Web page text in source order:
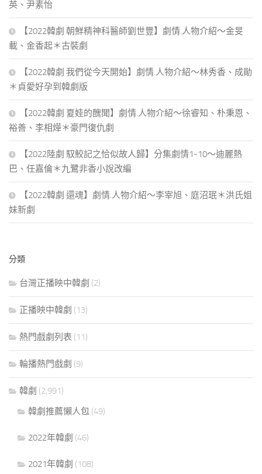
英、尹素怡
【2022韓劇 朝鮮精神科醫師劉世豐】劇情.人物介紹～金旻
載、金香起＊古裝劇
【2022韓劇 我們從今天開始】劇情.人物介紹～林秀香、成勛
＊貞愛好孕到韓劇版
【2022韓劇 夏娃的醜聞】劇情.人物介紹～徐睿知、朴秉恩、
裕善、李相燁＊豪門復仇劇
【2022陸劇 馭鮫記之恰似故人歸】分集劇情1-10～迪麗熱
巴、任嘉倫＊九鷺非香小說改編
【2022韓劇 還魂】劇情.人物介紹～李宰旭、庭沼珉＊洪氏姐
妹新劇
分類
台灣正播映中韓劇 (2)
正播映中韓劇 (13)
熱門戲劇列表 (11)
輪播熱門戲劇 (9)
韓劇 (2,991)
韓劇推薦懶人包 (49)
2022年韓劇 (46)
2021年韓劇 (108)